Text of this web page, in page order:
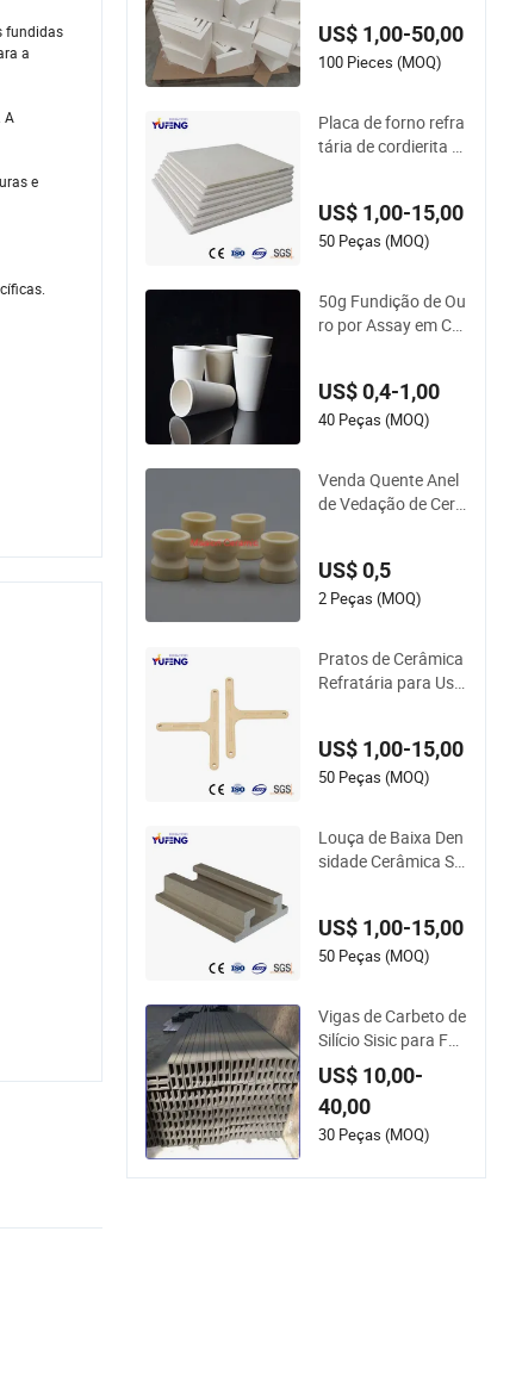
fundidas
a
A
e
tering
US$ 1,00-50,00
100 Pieces (MOQ)
Placa de forno refra
tária de cordierita e
ndústria cerâmica
US$ 1,00-15,00
50 Peças (MOQ)
50g Fundição de Ou
ro por Assay em Cri
US$ 0,4-1,00
40 Peças (MOQ)
Venda Quente Anel
de Vedação de Cerâ
US$ 0,5
2 Peças (MOQ)
Pratos de Cerâmica
Refratária para Uso
Cordierite e Mullite
US$ 1,00-15,00
50 Peças (MOQ)
Louça de Baixa Den
sidade Cerâmica Sa
atária para Forno
US$ 1,00-15,00
50 Peças (MOQ)
Vigas de Carbeto de
Silício Sisic para For
no de Shuttle
US$ 10,00-
40,00
30 Peças (MOQ)